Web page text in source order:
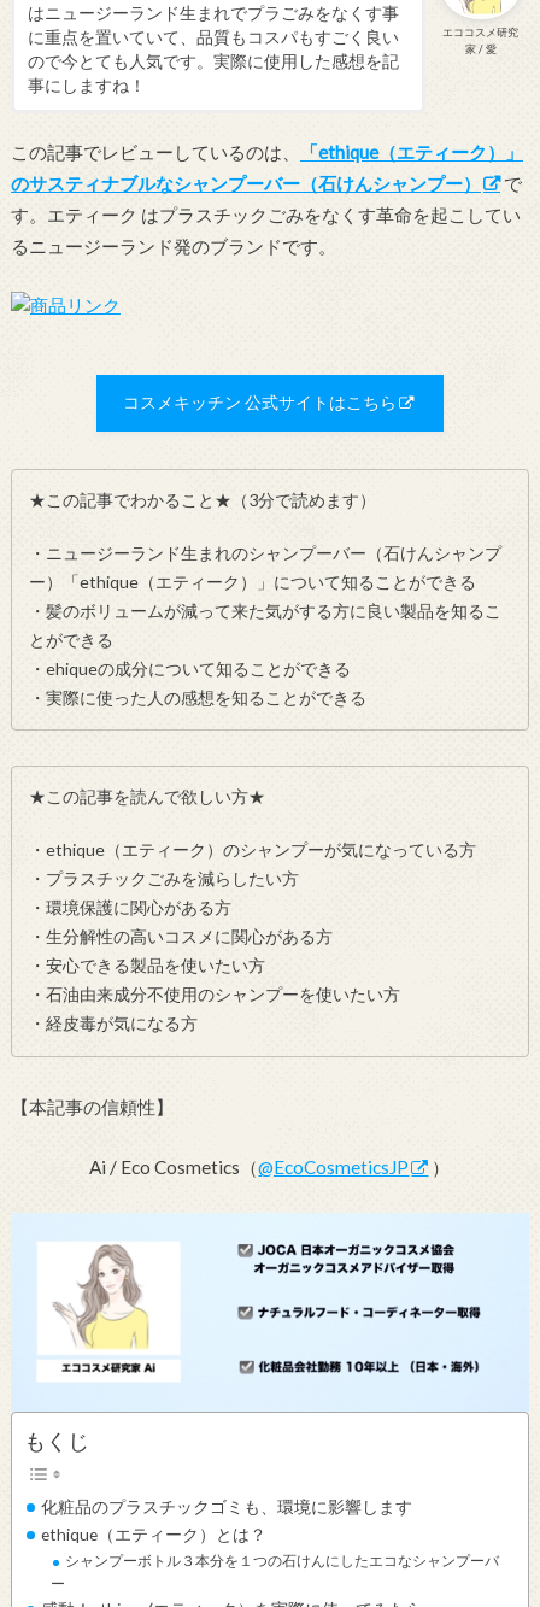
エココスメ研究
家 / 愛
はニュージーランド生まれでプラごみをなくす事
に重点を置いていて、品質もコスパもすごく良い
ので今とても人気です。実際に使用した感想を記
事にしますね！
この記事でレビューしているのは、
「ethique（エティーク）」
のサスティナブルなシャンプーバー（石けんシャンプー）
で
す。エティーク はプラスチックごみをなくす革命を起こしてい
るニュージーランド発のブランドです。
コスメキッチン 公式サイトはこちら
★この記事でわかること★（3分で読めます）
・ニュージーランド生まれのシャンプーバー（石けんシャンプ
ー）「ethique（エティーク）」について知ることができる
・髪のボリュームが減って来た気がする方に良い製品を知るこ
とができる
・ehiqueの成分について知ることができる
・実際に使った人の感想を知ることができる
★この記事を読んで欲しい方★
・ethique（エティーク）のシャンプーが気になっている方
・プラスチックごみを減らしたい方
・環境保護に関心がある方
・生分解性の高いコスメに関心がある方
・安心できる製品を使いたい方
・石油由来成分不使用のシャンプーを使いたい方
・経皮毒が気になる方
【本記事の信頼性】
Ai / Eco Cosmetics（@EcoCosmeticsJP ）
もくじ
化粧品のプラスチックゴミも、環境に影響します
ethique（エティーク）とは？
シャンプーボトル３本分を１つの石けんにしたエコなシャンプーバ
ー